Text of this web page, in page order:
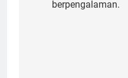
berpengalaman.